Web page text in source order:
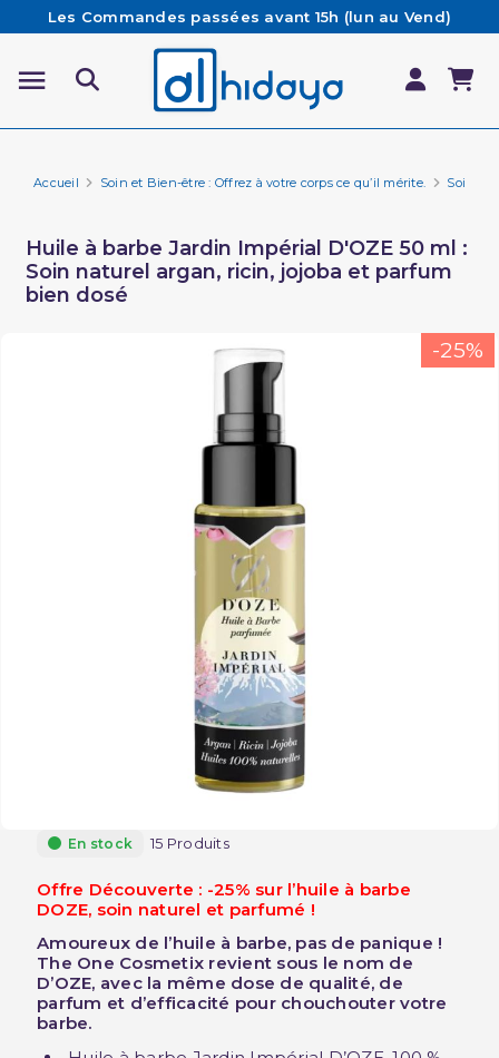
Les Commandes passées avant 15h (lun au Vend)
sont préparées et expédiées le jour même
Besoin d'aide ? Retrouvez notre FAQ
Livraison offerte à partir de 65€ d'achat*
Accueil Soin et Bien-être : Offrez à votre corps ce qu’il mérite. Soin de
Huile à barbe Jardin Impérial D'OZE 50 ml :
Soin naturel argan, ricin, jojoba et parfum
bien dosé
-25%
En stock 15 Produits
Offre Découverte : -25% sur l’huile à barbe
DOZE, soin naturel et parfumé !
Amoureux de l’huile à barbe, pas de panique !
The One Cosmetix revient sous le nom de
D’OZE, avec la même dose de qualité, de
parfum et d’efficacité pour chouchouter votre
barbe.